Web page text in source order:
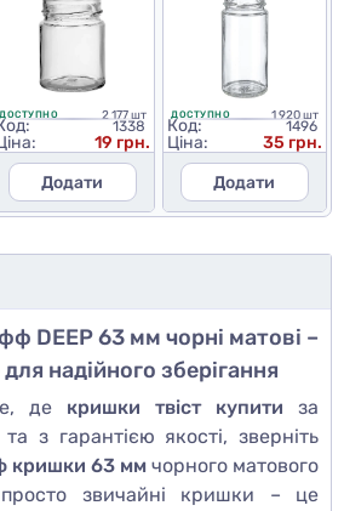
ДОСТУПНО 2 177 шт
1338
19 грн.
Додати
ДОСТУПНО 1 920 шт
Код: 1496
Ціна:
35 грн.
Додати
DEEP 63 мм чорні матові –
надійного зберігання
де кришки твіст купити за
з гарантією якості, зверніть
кришки 63 мм чорного матового
звичайні кришки – це